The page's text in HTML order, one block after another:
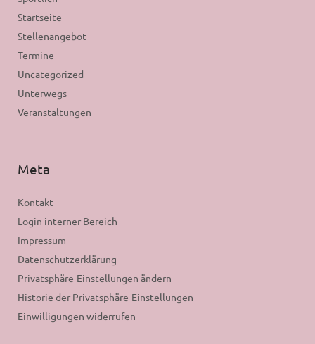
Startseite
Stellenangebot
Termine
Uncategorized
Unterwegs
Veranstaltungen
Meta
Kontakt
Login interner Bereich
Impressum
Datenschutzerklärung
Privatsphäre-Einstellungen ändern
Historie der Privatsphäre-Einstellungen
Einwilligungen widerrufen